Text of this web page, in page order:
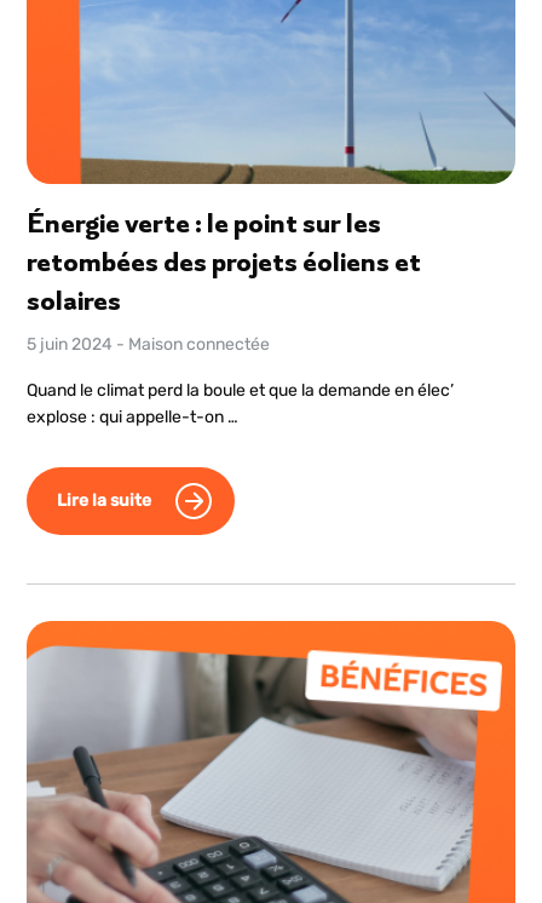
Énergie verte : le point sur les
retombées des projets éoliens et
solaires
5 juin 2024 - Maison connectée
Quand le climat perd la boule et que la demande en élec’
explose : qui appelle-t-on …
Lire la suite